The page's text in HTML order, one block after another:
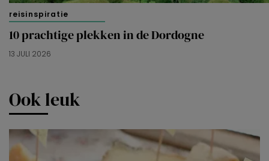
reisinspiratie
10 prachtige plekken in de Dordogne
13 JULI 2026
Ook leuk